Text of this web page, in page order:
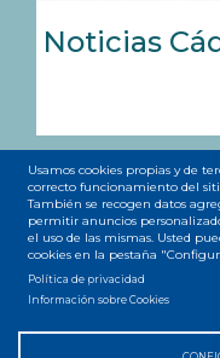
Noticias
Paginación
Primera
página
« Primero
Página
anterior
‹‹ …
Page
9 Page
10 … ››
Usamos cookies propias y de
correcto funcionamiento del
También se recogen datos
permitir anuncios
el uso de las mismas. Usted
cookies en la pestaña
Política de privacidad
Información sobre Cookies